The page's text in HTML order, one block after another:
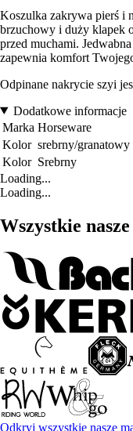
Koszulka zakrywa pierś i
brzuchowy i duży klapek
przed muchami.
zapewnia komfort
Odpinane nakrycie szyi
Dodatkowe informacje
Marka Horseware
Kolor srebrny/
Kolor Srebrny
Loading...
Loading...
Wszystkie
Odkryj wszystkie nasze